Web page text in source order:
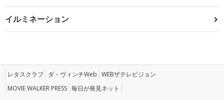
イルミネーション
レタスクラブ ダ・ヴィンチWeb WEBザテレビジョン
MOVIE WALKER PRESS 毎日が発見ネット